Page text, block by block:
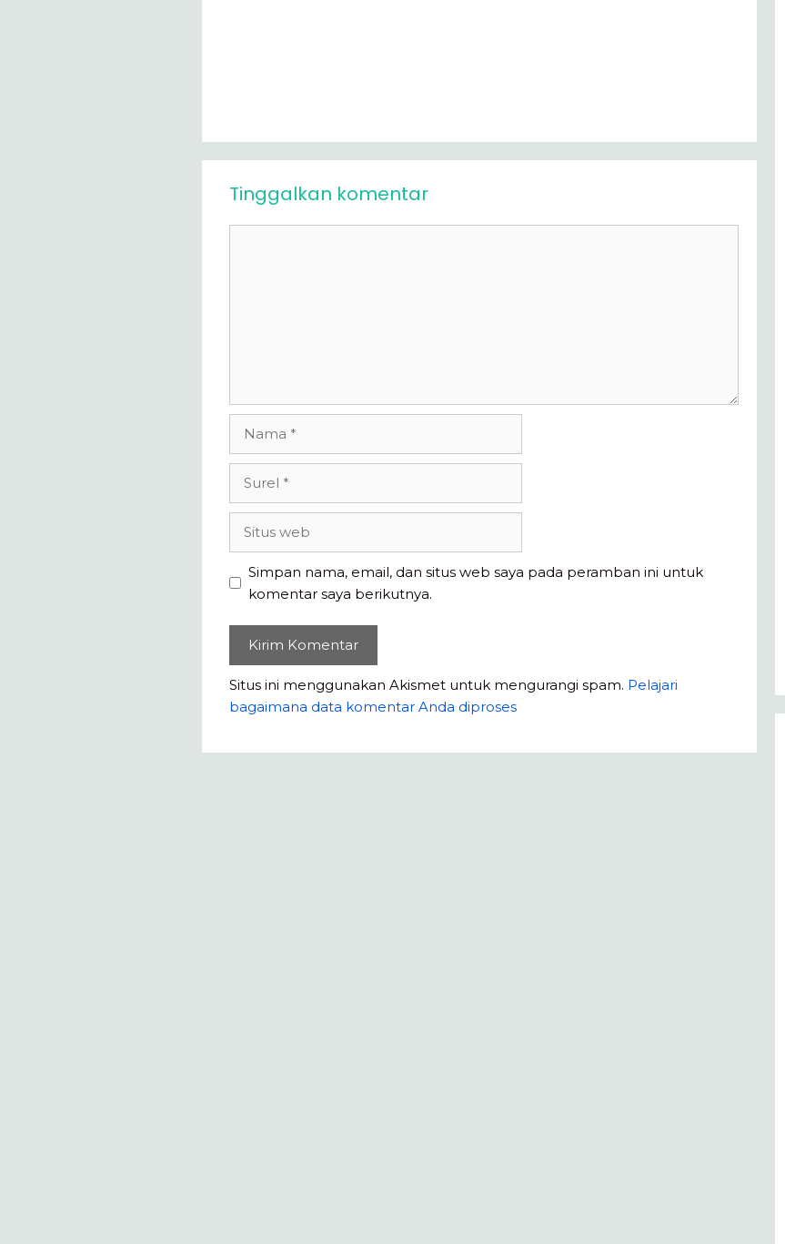
Tinggalkan komentar
Simpan nama, email, dan situs web saya pada peramban ini untuk
komentar saya berikutnya.
Situs ini menggunakan Akismet untuk mengurangi spam. Pelajari
bagaimana data komentar Anda diproses